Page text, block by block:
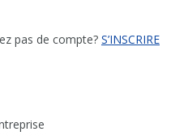
pas de compte? S’INSCRIRE